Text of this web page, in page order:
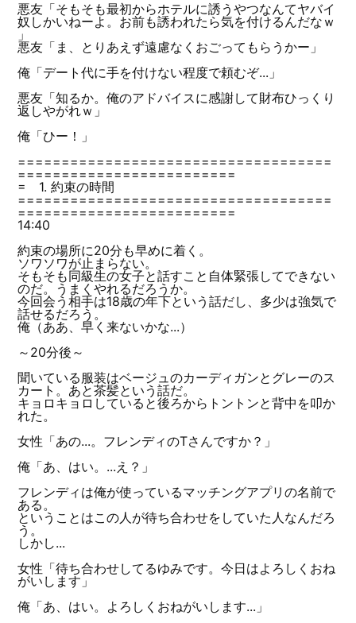
悪友「そもそも最初からホテルに誘うやつなんてヤバイ
奴しかいねーよ。お前も誘われたら気を付けるんだなｗ
」
悪友「ま、とりあえず遠慮なくおごってもらうかー」
俺「デート代に手を付けない程度で頼むぞ...」
悪友「知るか。俺のアドバイスに感謝して財布ひっくり
返しやがれｗ」
俺「ひー！」
====================================
=========================
= 1. 約束の時間
====================================
=========================
14:40
約束の場所に20分も早めに着く。
ソワソワが止まらない。
そもそも同級生の女子と話すこと自体緊張してできない
のだ。うまくやれるだろうか。
今回会う相手は18歳の年下という話だし、多少は強気で
話せるだろう。
俺（ああ、早く来ないかな...）
～20分後～
聞いている服装はベージュのカーディガンとグレーのス
カート。あと茶髪という話だ。
キョロキョロしていると後ろからトントンと背中を叩か
れた。
女性「あの...。フレンディのTさんですか？」
俺「あ、はい。...え？」
フレンディは俺が使っているマッチングアプリの名前で
ある。
ということはこの人が待ち合わせをしていた人なんだろ
う。
しかし...
女性「待ち合わせしてるゆみです。今日はよろしくおね
がいします」
俺「あ、はい。よろしくおねがいします...」